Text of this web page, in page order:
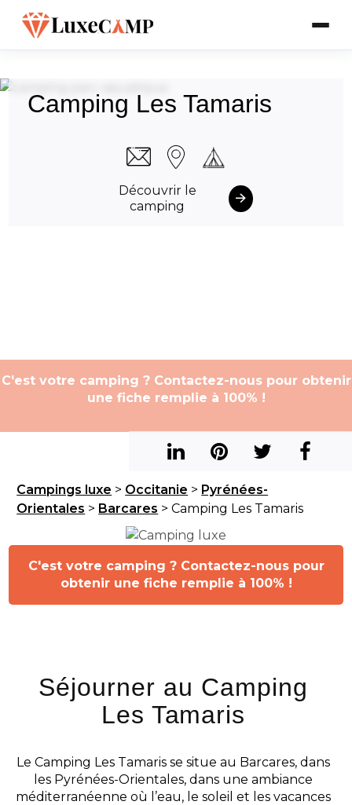
C'est votre camping ? Contactez-nous pour obtenir
une fiche remplie à 100% !
Camping Les Tamaris
Découvrir le
camping
Campings luxe > Occitanie > Pyrénées-
Orientales > Barcares > Camping Les Tamaris
Séjourner au Camping
Les Tamaris
Le Camping Les Tamaris se situe au Barcares, dans
les Pyrénées-Orientales, dans une ambiance
méditerranéenne où l’eau, le soleil et les vacances
C'est votre camping ? Contactez-nous pour
obtenir une fiche remplie à 100% !